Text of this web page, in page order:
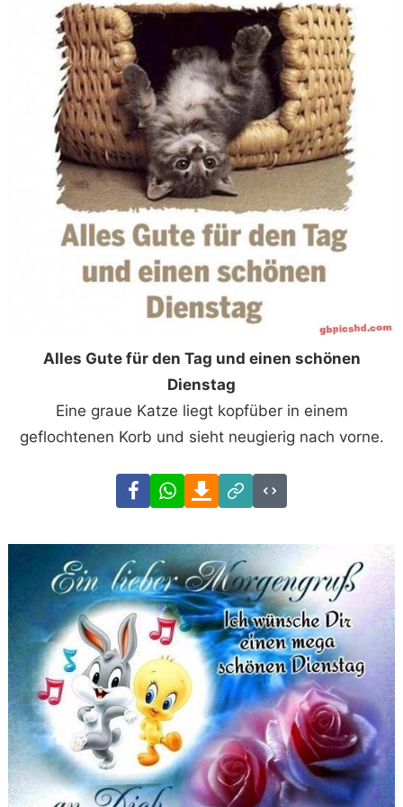
Alles Gute für den Tag und einen schönen
Dienstag
Eine graue Katze liegt kopfüber in einem
geflochtenen Korb und sieht neugierig nach vorne.
FacebookWhatsAppDownload
Link
Code